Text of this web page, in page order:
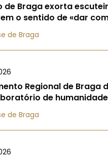
de Braga exorta
o sentido de «dar
de Braga
Regional de Braga
de
de Braga